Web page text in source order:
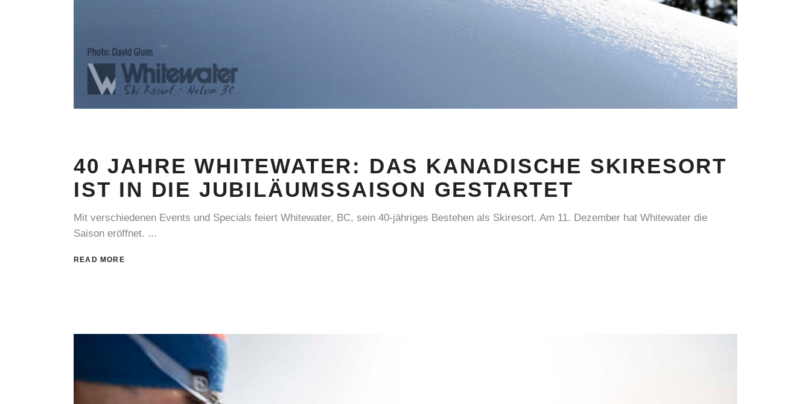
40 JAHRE WHITEWATER: DAS KANADISCHE SKIRESORT
IST IN DIE JUBILÄUMSSAISON GESTARTET
Mit verschiedenen Events und Specials feiert Whitewater, BC, sein 40-jähriges Bestehen als Skiresort. Am 11. Dezember hat Whitewater die
Saison eröffnet.
READ MORE